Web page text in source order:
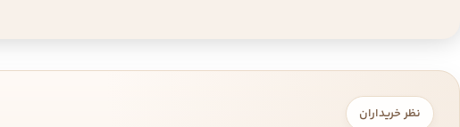
نظر خریداران